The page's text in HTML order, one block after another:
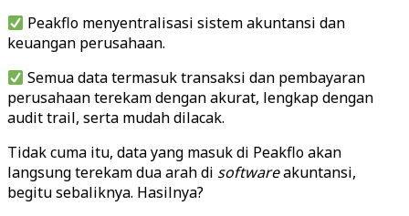
Peakflo menyentralisasi sistem akuntansi dan
keuangan perusahaan.
Semua data termasuk transaksi dan pembayaran
perusahaan terekam dengan akurat, lengkap dengan
audit trail, serta mudah dilacak.
Tidak cuma itu, data yang masuk di Peakflo akan
langsung terekam dua arah di softwareakuntansi,
begitu sebaliknya. Hasilnya?